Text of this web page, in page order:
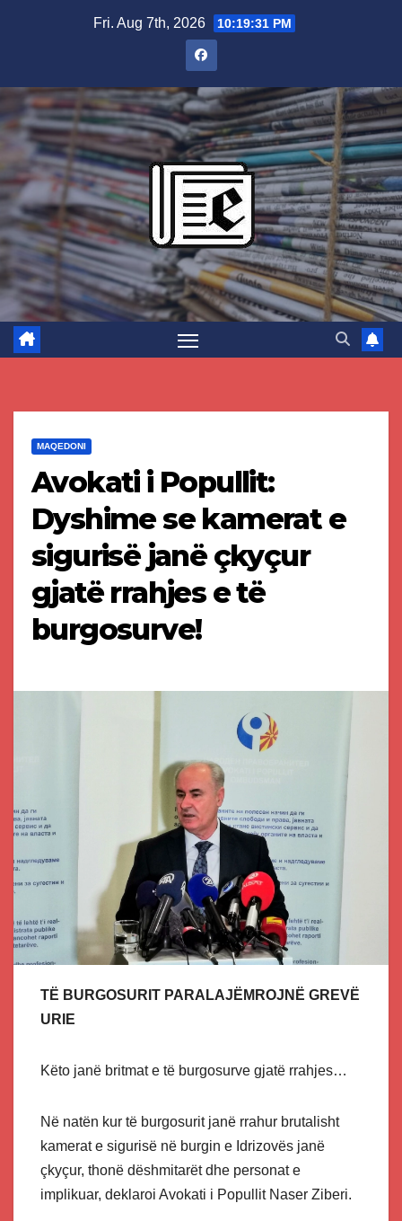
Fri. Aug 7th, 2026 10:19:32 PM
MAQEDONI
Avokati i Popullit:
Dyshime se kamerat e
sigurisë janë çkyçur
gjatë rrahjes e të
burgosurve!
TË BURGOSURIT PARALAJËMROJNË GREVË
URIE
Këto janë britmat e të burgosurve gjatë rrahjes…
Në natën kur të burgosurit janë rrahur brutalisht
kamerat e sigurisë në burgin e Idrizovës janë
çkyçur, thonë dëshmitarët dhe personat e
implikuar, deklaroi Avokati i Popullit Naser Ziberi.